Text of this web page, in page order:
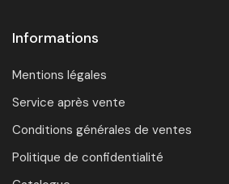
Informations
Mentions légales
Service après vente
Conditions générales de ventes
Politique de confidentialité